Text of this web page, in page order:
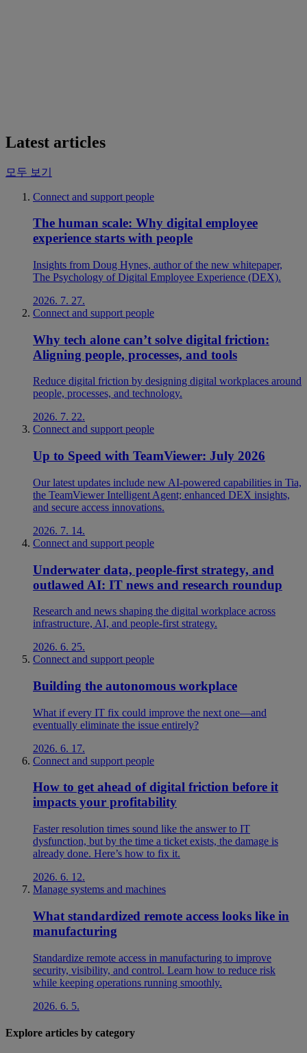
Latest articles
모두 보기
Connect and support people
The human scale: Why digital employee
experience starts with people
Insights from Doug Hynes, author of the new whitepaper,
The Psychology of Digital Employee Experience (DEX).
2026. 7. 27.
Connect and support people
Why tech alone can’t solve digital friction:
Aligning people, processes, and tools
Reduce digital friction by designing digital workplaces around
people, processes, and technology.
2026. 7. 22.
Connect and support people
Up to Speed with TeamViewer: July 2026
Our latest updates include new AI-powered capabilities in Tia,
the TeamViewer Intelligent Agent; enhanced DEX insights,
and secure access innovations.
2026. 7. 14.
Connect and support people
Underwater data, people-first strategy, and
outlawed AI: IT news and research roundup
Research and news shaping the digital workplace across
infrastructure, AI, and people-first strategy.
2026. 6. 25.
Connect and support people
Building the autonomous workplace
What if every IT fix could improve the next one—and
eventually eliminate the issue entirely?
2026. 6. 17.
Connect and support people
How to get ahead of digital friction before it
impacts your profitability
Faster resolution times sound like the answer to IT
dysfunction, but by the time a ticket exists, the damage is
already done. Here’s how to fix it.
2026. 6. 12.
Manage systems and machines
What standardized remote access looks like in
manufacturing
Standardize remote access in manufacturing to improve
security, visibility, and control. Learn how to reduce risk
while keeping operations running smoothly.
2026. 6. 5.
Explore articles by category